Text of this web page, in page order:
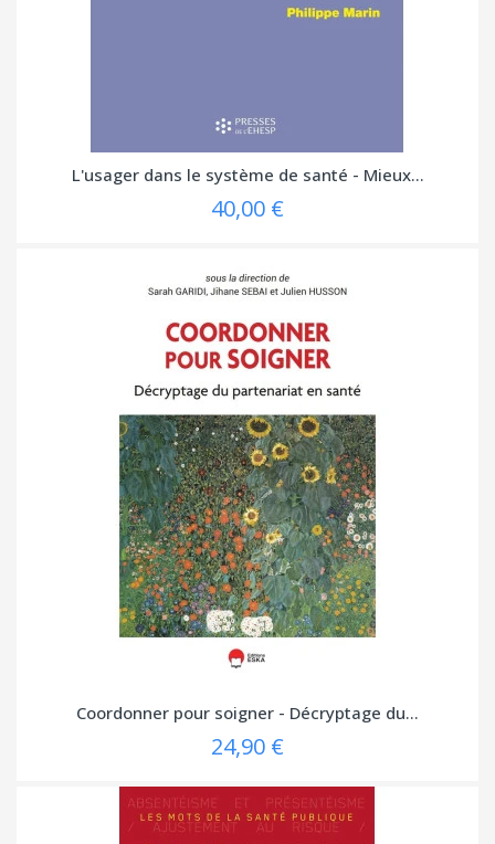
L'usager dans le système de santé - Mieux...
40,00 €
Coordonner pour soigner - Décryptage du...
24,90 €